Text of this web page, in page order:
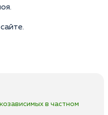
в частном